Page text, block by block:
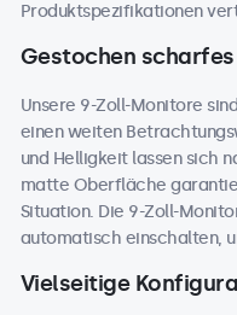
Produktspezifikationen
Gestochen
Unsere 9-Zoll-Monitore
einen weiten
und Helligkeit lassen sich
matte Oberfläche
Situation. Die 9-Zoll-
automatisch einschalten,
Vielseitige